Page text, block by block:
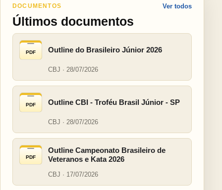
DOCUMENTOS
Últimos documentos
Ver todos
PDF Outline do Brasileiro Júnior 2026
CBJ · 28/07/2026
PDF Outline CBI - Troféu Brasil Júnior - SP
CBJ · 28/07/2026
PDF
Outline Campeonato Brasileiro de
Veteranos e Kata 2026
CBJ · 17/07/2026